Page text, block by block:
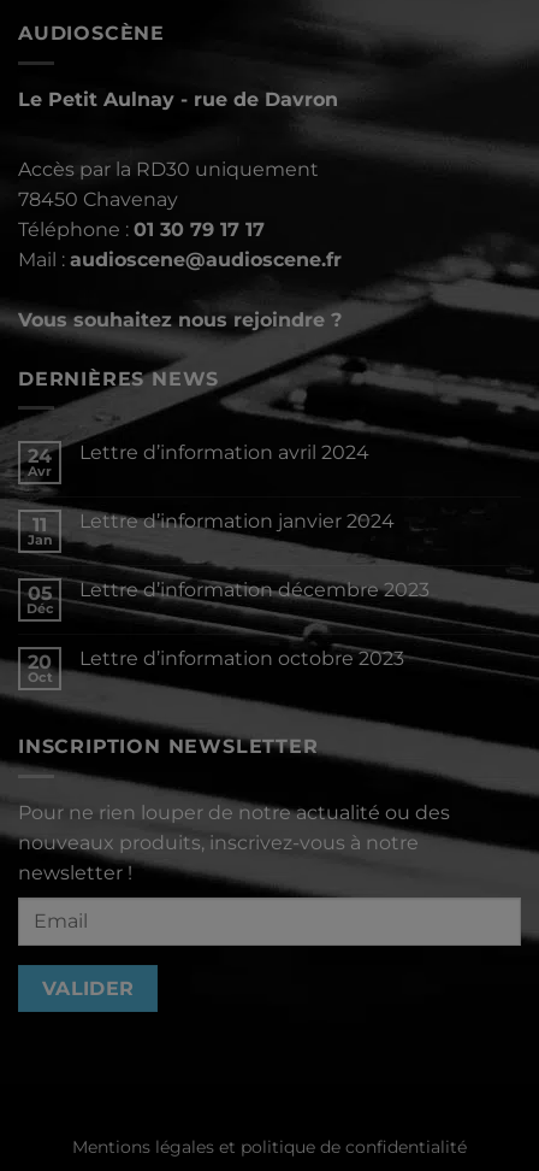
AUDIOSCÈNE
Le Petit Aulnay - rue de Davron
Accès par la RD30 uniquement
78450 Chavenay
Téléphone : 01 30 79 17 17
Mail : audioscene@audioscene.fr
Vous souhaitez nous rejoindre ?
DERNIÈRES NEWS
24
Avr
Lettre d’information avril 2024
sur
Lettre
d’information
2024
11
Jan
Lettre d’information janvier 2024
Aucun
commentaire
sur
Lettre
d’information
05
Déc
Lettre d’information décembre 2023
Aucun
Lettre
d’information
2023
20
Oct
Lettre d’information octobre 2023
Aucun
sur
d’information
2023
INSCRIPTION NEWSLETTER
Pour ne rien louper de notre actualité ou des
nouveaux produits, inscrivez-vous à notre
newsletter !
Mentions légales et politique de confidentialité